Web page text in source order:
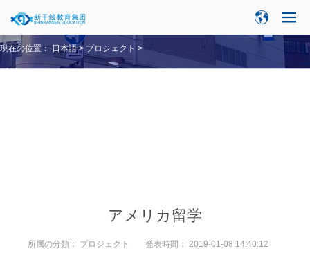
現在の位置： 日本語> プロジェクト >
アメリカ留学
所属の分類： プロジェクト 発表時間： 2019-01-08 14:40:12